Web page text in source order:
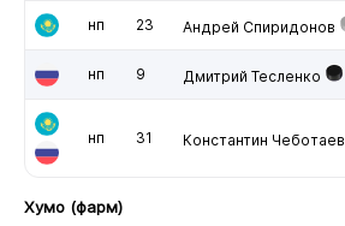
нп 23 Андрей Спиридонов
нп 9 Дмитрий Тесленко
нп 31 Константин Чеботаев
Хумо (фарм)